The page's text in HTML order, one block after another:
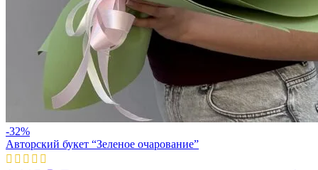
-32%
Авторский букет “Зеленое очарование”